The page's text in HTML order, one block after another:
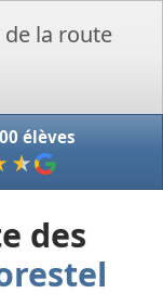
élèves
★
des